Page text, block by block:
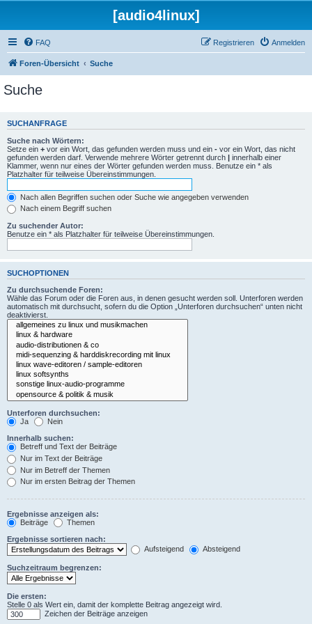
[audio4linux]
FAQ Anmelden
Registrieren
Foren-Übersicht Suche
Suche
SUCHANFRAGE
Suche nach Wörtern:
Setze ein + vor ein Wort, das gefunden werden muss und ein - vor ein Wort, das nicht
gefunden werden darf. Verwende mehrere Wörter getrennt durch | innerhalb einer
Klammer, wenn nur eines der Wörter gefunden werden muss. Benutze ein * als
Platzhalter für teilweise Übereinstimmungen.
Nach allen Begriffen suchen oder Suche wie angegeben verwenden
Nach einem Begriff suchen
Zu suchender Autor:
Benutze ein * als Platzhalter für teilweise Übereinstimmungen.
SUCHOPTIONEN
Zu durchsuchende Foren:
Wähle das Forum oder die Foren aus, in denen gesucht werden soll. Unterforen werden
automatisch mit durchsucht, sofern du die Option „Unterforen durchsuchen“ unten nicht
deaktivierst.
Unterforen durchsuchen:
Ja
Nein
Innerhalb suchen:
Betreff und Text der Beiträge
Nur im Text der Beiträge
Nur im Betreff der Themen
Nur im ersten Beitrag der Themen
Ergebnisse anzeigen als:
Beiträge
Themen
Ergebnisse sortieren nach:
Aufsteigend
Absteigend
Suchzeitraum begrenzen:
Die ersten:
Stelle 0 als Wert ein, damit der komplette Beitrag angezeigt wird.
Zeichen der Beiträge anzeigen